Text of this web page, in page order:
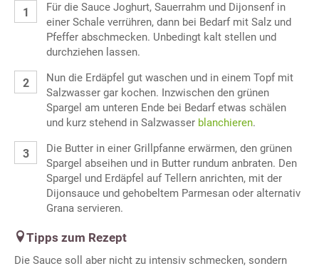
Für die Sauce Joghurt, Sauerrahm und Dijonsenf in
einer Schale verrühren, dann bei Bedarf mit Salz und
Pfeffer abschmecken. Unbedingt kalt stellen und
durchziehen lassen.
Nun die Erdäpfel gut waschen und in einem Topf mit
Salzwasser gar kochen. Inzwischen den grünen
Spargel am unteren Ende bei Bedarf etwas schälen
und kurz stehend in Salzwasser blanchieren.
Die Butter in einer Grillpfanne erwärmen, den grünen
Spargel abseihen und in Butter rundum anbraten. Den
Spargel und Erdäpfel auf Tellern anrichten, mit der
Dijonsauce und gehobeltem Parmesan oder alternativ
Grana servieren.
Tipps zum Rezept
Die Sauce soll aber nicht zu intensiv schmecken, sondern